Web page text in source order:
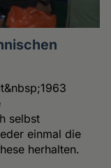
selbst
einmal die
herhalten.